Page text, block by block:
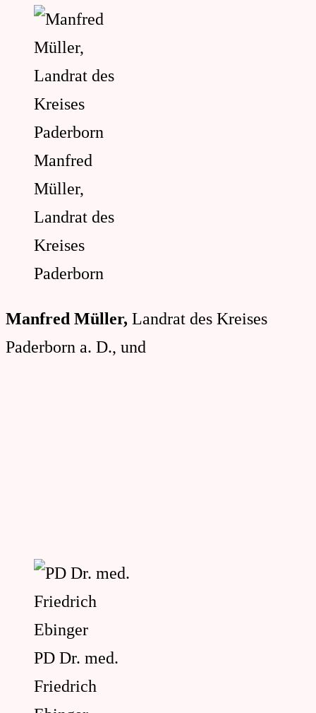
Manfred
Müller,
Landrat des
Kreises
Paderborn
Manfred Müller, Landrat des Kreises
Paderborn a. D., und
PD Dr. med.
Friedrich